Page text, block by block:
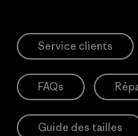
Service clients
FAQs
Guide des tailles